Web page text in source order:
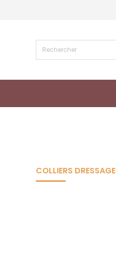
COLLIERS DRESSAGE